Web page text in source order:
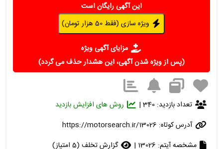
این آگهی رایگان است
ویژه سازی (فقط 50 هزار تومان)
مزایای آگهی ویژه
(پس از ویژه شدن آگهی، این هشدار حذف می گردد)
تعداد بازدید: 340 |
روش های افزایش بازدید
آدرس کوتاه: https://motorsearch.ir/13026
مشخصه آیتم: 13026 |
گزارش تخلف (5 امتیاز)